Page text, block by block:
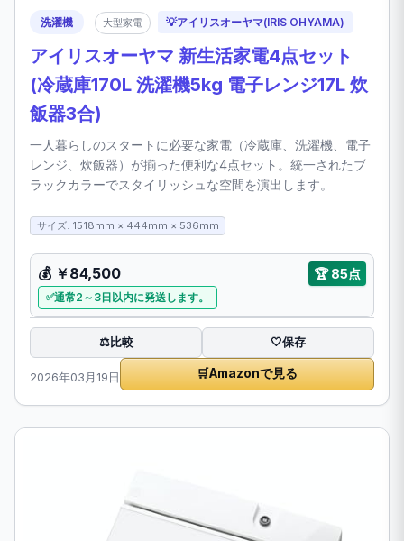
洗濯機 大型家電 💡アイリスオーヤマ(IRIS OHYAMA)
アイリスオーヤマ 新生活家電4点セット
(冷蔵庫170L 洗濯機5kg 電子レンジ17L 炊
飯器3合)
一人暮らしのスタートに必要な家電（冷蔵庫、洗濯機、電子
レンジ、炊飯器）が揃った便利な4点セット。統一されたブ
ラックカラーでスタイリッシュな空間を演出します。
サイズ: 1518mm × 444mm × 536mm
💰 ￥84,500 🏆85点
通常2～3日以内に発送します。
⚖️比較 🤍保存
2026年03月19日 🛒Amazonで見る